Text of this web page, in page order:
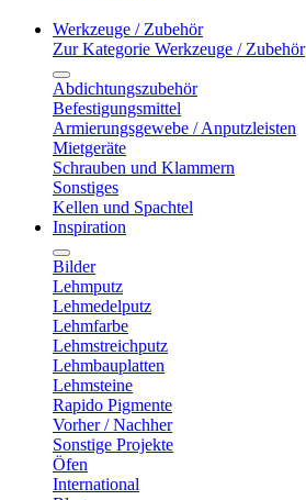
Werkzeuge / Zubehör
Zur Kategorie Werkzeuge / Zubehör
Abdichtungszubehör
Befestigungsmittel
Armierungsgewebe / Anputzleisten
Mietgeräte
Schrauben und Klammern
Sonstiges
Kellen und Spachtel
Inspiration
Bilder
Lehmputz
Lehmedelputz
Lehmfarbe
Lehmstreichputz
Lehmbauplatten
Lehmsteine
Rapido Pigmente
Vorher / Nachher
Sonstige Projekte
Öfen
International